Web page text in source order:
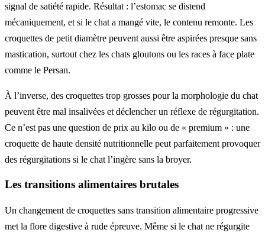
signal de satiété rapide. Résultat : l’estomac se distend
mécaniquement, et si le chat a mangé vite, le contenu remonte. Les
croquettes de petit diamètre peuvent aussi être aspirées presque sans
mastication, surtout chez les chats gloutons ou les races à face plate
comme le Persan.
À l’inverse, des croquettes trop grosses pour la morphologie du chat
peuvent être mal insalivées et déclencher un réflexe de régurgitation.
Ce n’est pas une question de prix au kilo ou de « premium » : une
croquette de haute densité nutritionnelle peut parfaitement provoquer
des régurgitations si le chat l’ingère sans la broyer.
Les transitions alimentaires brutales
Un changement de croquettes sans transition alimentaire progressive
met la flore digestive à rude épreuve. Même si le chat ne régurgite